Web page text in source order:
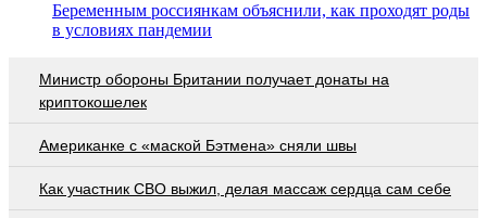
Беременным россиянкам объяснили, как проходят роды
в условиях пандемии
Министр обороны Британии получает донаты на
криптокошелек
Американке с «маской Бэтмена» сняли швы
Как участник СВО выжил, делая массаж сердца сам себе